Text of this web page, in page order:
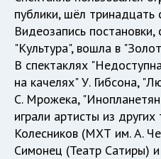
публики, шёл тринадцать
Видеозапись
"Культура", вошла в
В спектаклях
на качелях" У. Гибсона,
С. Мрожека,
играли артисты из
Колесников (МХТ им. А.
Симонец (Театр Сатиры) и